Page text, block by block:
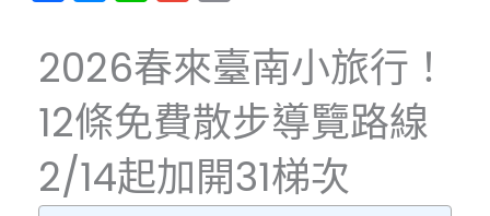
2026春來臺南小旅行！
12條免費散步導覽路線
2/14起加開31梯次